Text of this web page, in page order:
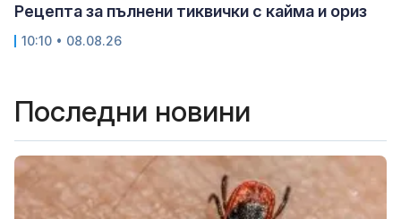
Рецепта за пълнени тиквички с кайма и ориз
10:10 • 08.08.26
Последни новини